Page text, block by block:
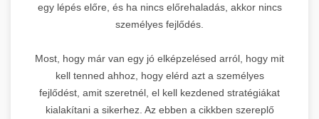
egy lépés előre, és ha nincs előrehaladás, akkor nincs
személyes fejlődés.
Most, hogy már van egy jó elképzelésed arról, hogy mit
kell tenned ahhoz, hogy elérd azt a személyes
fejlődést, amit szeretnél, el kell kezdened stratégiákat
kialakítani a sikerhez. Az ebben a cikkben szereplő